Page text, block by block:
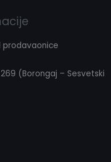
prodavaonice
(Borongaj – Sesvetski